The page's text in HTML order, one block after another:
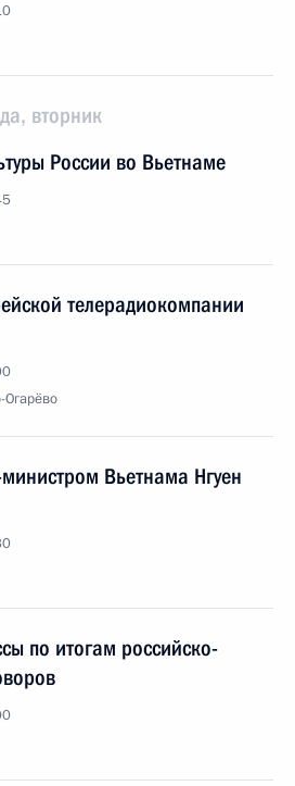
вторник
России во Вьетнаме
телерадиокомпании
Огарёво
Вьетнама Нгуен
по итогам российско-